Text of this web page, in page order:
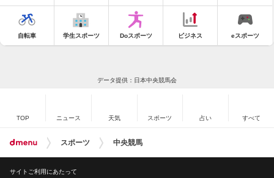
自転車 学生スポーツ Doスポーツ ビジネス eスポーツ
データ提供：日本中央競馬会
TOP ニュース 天気 スポーツ 占い すべて
スポーツ 中央競馬
サイトご利用にあたって